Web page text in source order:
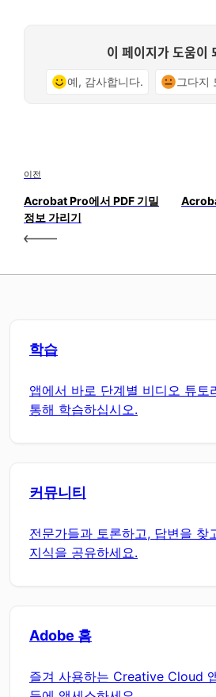
이 페이지가 도움이
예, 감사합니다. 그다지
이전
Acrobat Pro에서 PDF 기밀
정보 가리기
학습
앱에서 바로 단계별 비디오 튜토
통해 학습하십시오.
커뮤니티
전문가들과 토론하고, 답변을 찾
지식을 공유하세요.
Adobe 홈
즐겨 사용하는 Creative Cloud